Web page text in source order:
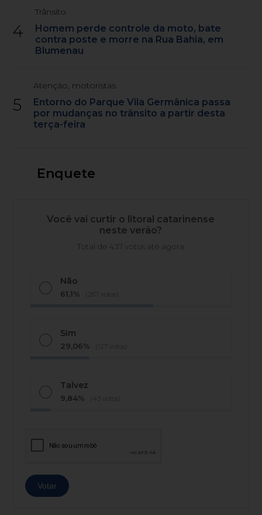
4
Trânsito
Homem perde controle da moto, bate
contra poste e morre na Rua Bahia, em
Blumenau
5
Atenção, motoristas
Entorno do Parque Vila Germânica passa
por mudanças no trânsito a partir desta
terça-feira
Enquete
Você vai curtir o litoral catarinense
neste verão?
Total de 437 votos até agora
Não
61,1% (267 votos)
Sim
29,06% (127 votos)
Talvez
9,84% (43 votos)